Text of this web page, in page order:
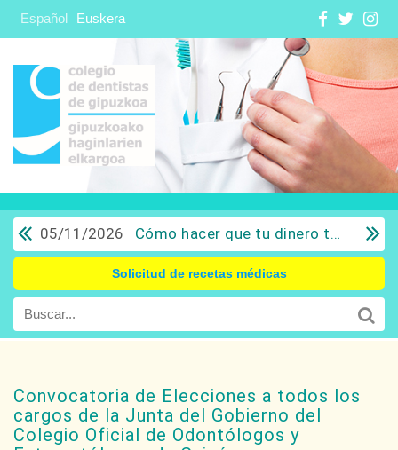
Español Euskera
05/11/2026 Cómo hacer que tu dinero trabaje para ti: Del ahorro a la inversión con sentido común.
Solicitud de recetas médicas
Convocatoria de Elecciones a todos los
cargos de la Junta del Gobierno del
Colegio Oficial de Odontólogos y